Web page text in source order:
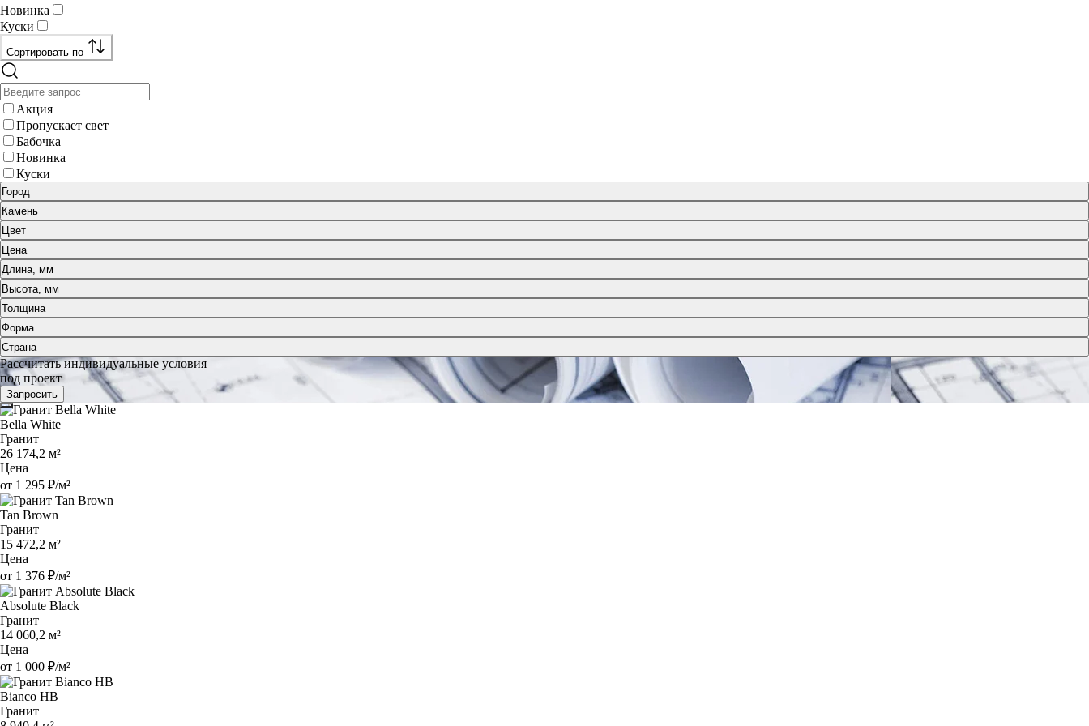
Новинка
Куски
Сортировать по
Акция
Пропускает свет
Бабочка
Новинка
Куски
Город
Камень
Цвет
Цена
Длина, мм
Высота, мм
Толщина
Форма
Страна
Рассчитать индивидуальные условия
под проект
Запросить
Bella White
Гранит
26 174,2 м²
Цена
от 1 295 ₽/м²
Tan Brown
Гранит
15 472,2 м²
Цена
от 1 376 ₽/м²
Absolute Black
Гранит
14 060,2 м²
Цена
от 1 000 ₽/м²
Bianco HB
Гранит